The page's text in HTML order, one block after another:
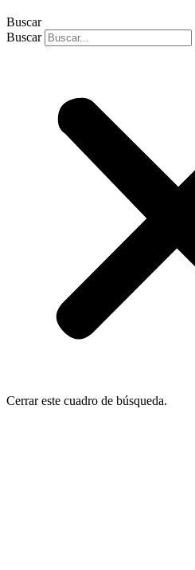
Buscar
Buscar
Cerrar este cuadro de búsqueda.